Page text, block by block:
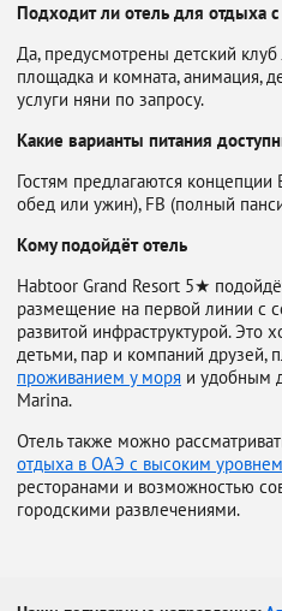
Подходит ли отель для отдыха
Да, предусмотрены детский клуб
площадка и комната, анимация,
услуги няни по запросу.
Какие варианты питания
Гостям предлагаются концепции
обед или ужин), FB (полный
Кому подойдёт отель
Habtoor Grand Resort 5★
размещение на первой линии с
развитой инфраструктурой. Это
детьми, пар и компаний друзей,
проживанием у моря и удобным
Marina.
Отель также можно
отдыха в ОАЭ с высоким
ресторанами и возможностью
городскими развлечениями.